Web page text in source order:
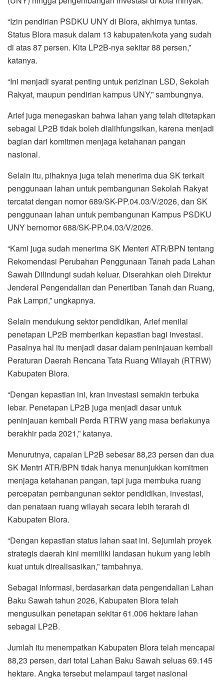
“Izin pendirian PSDKU UNY di Blora, akhirnya tuntas.
Status Blora masuk dalam 13 kabupaten/kota yang sudah
di atas 87 persen. Kita LP2B-nya sekitar 88 persen,”
katanya.
“Ini menjadi syarat penting untuk perizinan LSD, Sekolah
Rakyat, maupun pendirian kampus UNY,” sambungnya.
Arief juga menegaskan bahwa lahan yang telah ditetapkan
sebagai LP2B tidak boleh dialihfungsikan, karena menjadi
bagian dari komitmen menjaga ketahanan pangan
nasional.
Selain itu, pihaknya juga telah menerima dua SK terkait
penggunaan lahan untuk pembangunan Sekolah Rakyat
tercatat dengan nomor 689/SK-PP.04.03/V/2026, dan SK
penggunaan lahan untuk pembangunan Kampus PSDKU
UNY bernomor 688/SK-PP.04.03/V/2026.
“Kami juga sudah menerima SK Menteri ATR/BPN tentang
Rekomendasi Perubahan Penggunaan Tanah pada Lahan
Sawah Dilindungi sudah keluar. Diserahkan oleh Direktur
Jenderal Pengendalian dan Penertiban Tanah dan Ruang,
Pak Lampri,” ungkapnya.
Selain mendukung sektor pendidikan, Arief menilai
penetapan LP2B memberikan kepastian bagi investasi.
Pasalnya hal itu menjadi dasar dalam peninjauan kembali
Peraturan Daerah Rencana Tata Ruang Wilayah (RTRW)
Kabupaten Blora.
“Dengan kepastian ini, kran investasi semakin terbuka
lebar. Penetapan LP2B juga menjadi dasar untuk
peninjauan kembali Perda RTRW yang masa berlakunya
berakhir pada 2021,” katanya.
Menurutnya, capaian LP2B sebesar 88,23 persen dan dua
SK Mentri ATR/BPN tidak hanya menunjukkan komitmen
menjaga ketahanan pangan, tapi juga membuka ruang
percepatan pembangunan sektor pendidikan, investasi,
dan penataan ruang wilayah secara lebih terarah di
Kabupaten Blora.
“Dengan kepastian status lahan saat ini. Sejumlah proyek
strategis daerah kini memiliki landasan hukum yang lebih
kuat untuk direalisasikan,” tambahnya.
Sebagai informasi, berdasarkan data pengendalian Lahan
Baku Sawah tahun 2026, Kabupaten Blora telah
mengusulkan penetapan sekitar 61.006 hektare lahan
sebagai LP2B.
Jumlah itu menempatkan Kabupaten Blora telah mencapai
88,23 persen, dari total Lahan Baku Sawah seluas 69.145
hektare. Angka tersebut melampaui target nasional